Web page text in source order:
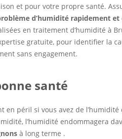
et pour votre propre santé.
d’humidité rapidement
en traitement d’humidité à
gratuite, pour identifier la
sans engagement.
santé
en péril si vous avez de l’humidité
l’humidité endommagera
à long terme .